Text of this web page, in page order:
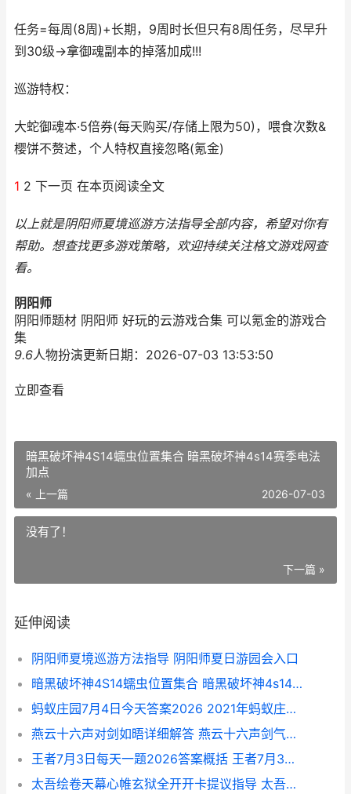
任务=每周(8周)+长期，9周时长但只有8周任务，尽早升
到30级→拿御魂副本的掉落加成!!!
巡游特权：
大蛇御魂本·5倍券(每天购买/存储上限为50)，喂食次数&
樱饼不赘述，个人特权直接忽略(氪金)
1 2 下一页 在本页阅读全文
以上就是阴阳师夏境巡游方法指导全部内容，希望对你有
帮助。 想查找更多游戏策略，欢迎持续关注格文游戏网查
看。
阴阳师
阴阳师题材 阴阳师 好玩的云游戏合集 可以氪金的游戏合
集
9.6人物扮演更新日期：2026-07-03 13:53:50
立即查看
暗黑破坏神4S14蠕虫位置集合 暗黑破坏神4s14赛季电法
加点
« 上一篇 2026-07-03
没有了！
下一篇 »
延伸阅读
阴阳师夏境巡游方法指导 阴阳师夏日游园会入口
暗黑破坏神4S14蠕虫位置集合 暗黑破坏神4s14赛季电法加点
蚂蚁庄园7月4日今天答案2026 2021年蚂蚁庄园7月4日答案
燕云十六声对剑如晤详细解答 燕云十六声剑气纵横怎么获取
王者7月3日每天一题2026答案概括 王者7月3号大更新
太吾绘卷天幕心帷玄狱全开开卡提议指导 太吾绘卷天幕心帷剑冢顺序